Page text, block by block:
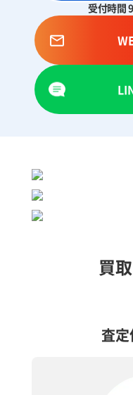
受付時間
買
査